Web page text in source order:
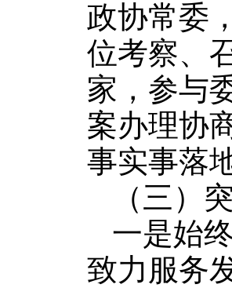
政协常委
位考察、
家，参与
案办理协
事实事落
（三）
一是始
致力服务